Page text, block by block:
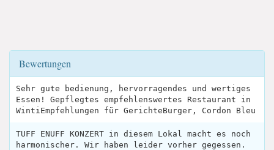
Bewertungen
Sehr gute bedienung, hervorragendes und wertiges
Essen! Gepflegtes empfehlenswertes Restaurant in
WintiEmpfehlungen für GerichteBurger, Cordon Bleu
TUFF ENUFF KONZERT in diesem Lokal macht es noch
harmonischer. Wir haben leider vorher gegessen.